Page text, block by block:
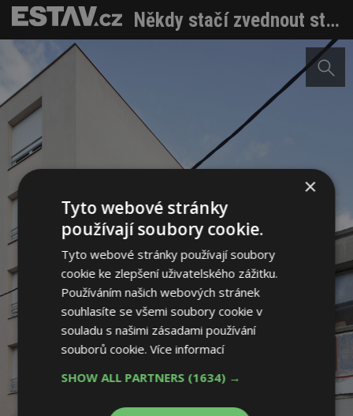
Někdy stačí zvednout střechu. Malá architektura jako odpověď na městskou krizi bydlení
×
Tyto webové stránky
používají soubory cookie.
Tyto webové stránky používají soubory
cookie ke zlepšení uživatelského zážitku.
Používáním našich webových stránek
souhlasíte se všemi soubory cookie v
souladu s našimi zásadami používání
souborů cookie.Více informací
SHOW ALL PARTNERS (1634) →